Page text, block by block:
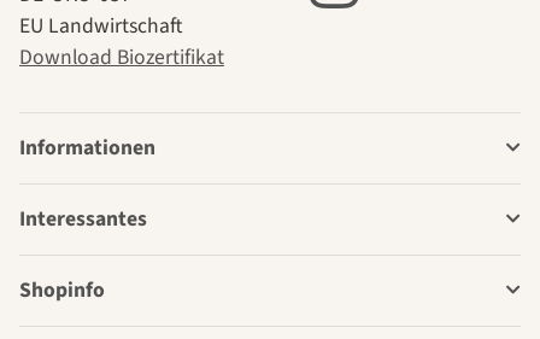
EU Landwirtschaft
Download Biozertifikat
Informationen
Interessantes
Shopinfo